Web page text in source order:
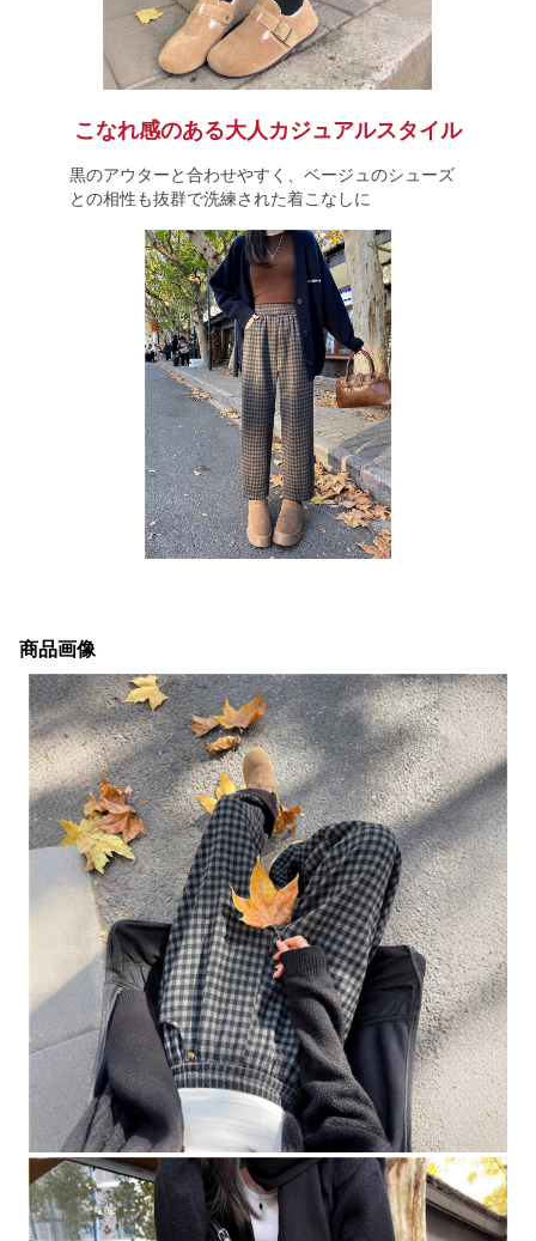
こなれ感のある大人カジュアルスタイル
黒のアウターと合わせやすく、ベージュのシューズ
との相性も抜群で洗練された着こなしに
商品画像